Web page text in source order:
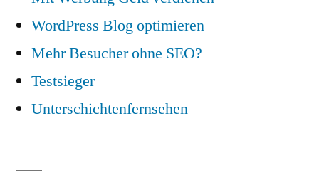
WordPress Blog optimieren
Mehr Besucher ohne SEO?
Testsieger
Unterschichtenfernsehen